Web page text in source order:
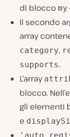
di blocco
Il secondo
array
category,
supports.
L’array
blocco.
gli elementi
e